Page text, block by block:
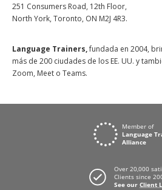
251 Consumers Road, 12th Floor,
North York, Toronto, ON M2J 4R3.
Language Trainers,fundada en 2004,
más de 200 ciudades de los EE. UU. y
Zoom, Meet o Teams.